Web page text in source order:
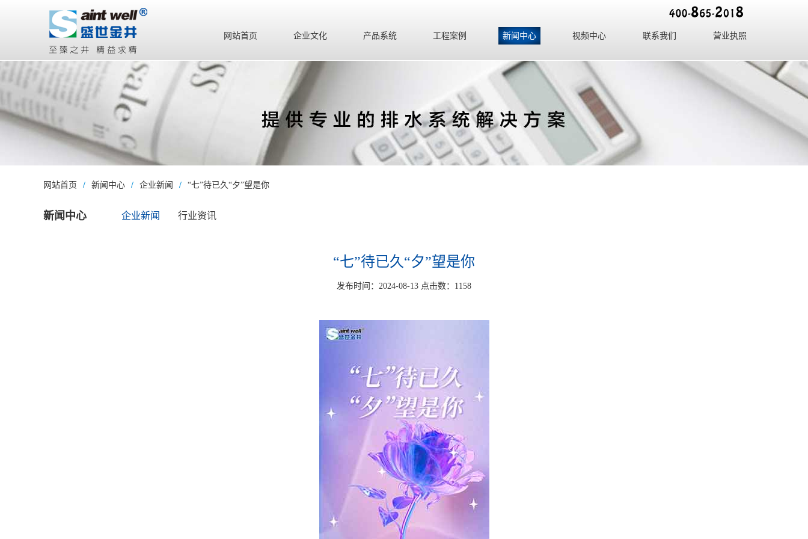
网站首页 企业文化 产品系统 工程案例 新闻中心 视频中心 联系我们 营业执照
网站首页 / 新闻中心 / 企业新闻 / “七”待已久“夕”望是你
新闻中心 企业新闻 行业资讯
“七”待已久“夕”望是你
发布时间：2024-08-13 点击数：1158